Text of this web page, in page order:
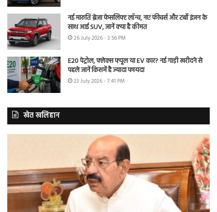
नई मारुति ब्रेजा फेसलिफ्ट लॉन्च, नए फीचर्स और टर्बो इंजन के
साथ आई SUV, जानें क्या है कीमत
26 July 2026 - 3:56 PM
E20 पेट्रोल, फ्लेक्स फ्यूल या EV कार? नई गाड़ी खरीदने से
पहले जानें किसमें है ज्यादा फायदा
23 July 2026 - 7:41 PM
खेत खलिहान